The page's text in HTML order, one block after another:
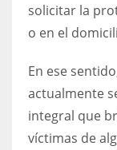
solicitar la
o en el
En ese
actualmente
integral que
víctimas de